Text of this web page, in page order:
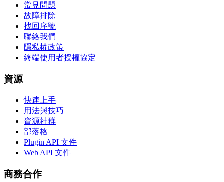
常見問題
故障排除
找回序號
聯絡我們
隱私權政策
終端使用者授權協定
資源
快速上手
用法與技巧
資源社群
部落格
Plugin API 文件
Web API 文件
商務合作